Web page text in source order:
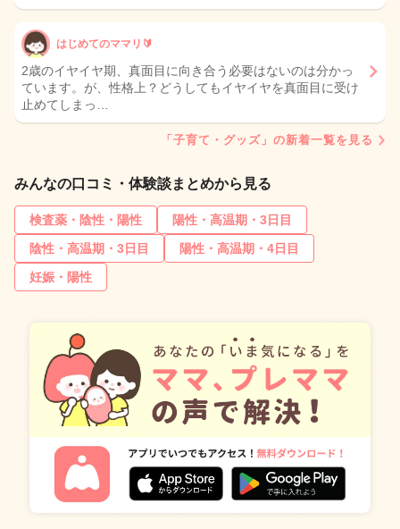
はじめてのママリ🔰
2歳のイヤイヤ期、真面目に向き合う必要はないのは分かっ
ています。が、性格上？どうしてもイヤイヤを真面目に受け
止めてしまっ…
「子育て・グッズ」の新着一覧を見る
みんなの口コミ・体験談まとめから見る
検査薬・陰性・陽性
陽性・高温期・3日目
陰性・高温期・3日目
陽性・高温期・4日目
妊娠・陽性